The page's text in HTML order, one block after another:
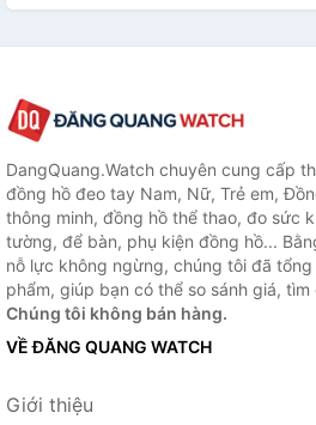
DangQuang.Watch chuyên cung cấp
đồng hồ đeo tay Nam, Nữ, Trẻ em,
thông minh, đồng hồ thể thao, đo sức
tường, để bàn, phụ kiện đồng hồ...
nỗ lực không ngừng, chúng tôi đã
phẩm, giúp bạn có thể so sánh giá,
Chúng tôi không bán hàng.
VỀ ĐĂNG QUANG WATCH
Giới thiệu